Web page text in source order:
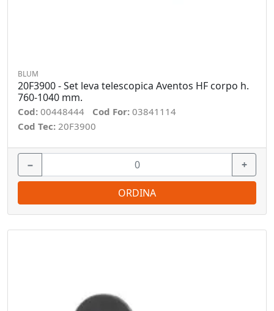
BLUM
20F3900 - Set leva telescopica Aventos HF corpo h.
760-1040 mm.
Cod: 00448444 Cod For: 03841114
Cod Tec: 20F3900
− +
ORDINA